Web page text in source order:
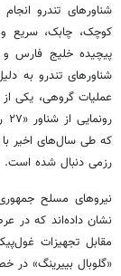
شناورهای تندرو
کوچک، چابک، سریع
پیچیده خلیج فارس و
شناورهای تندرو به
عملیات گروهی، یکی
که طی سال‌های اخیر
رزمی دنبال شده است.
نیروهای مسلح
نشان داده‌اند که در
مقابل تجهیزات
«گلوبال بییرینگ» در